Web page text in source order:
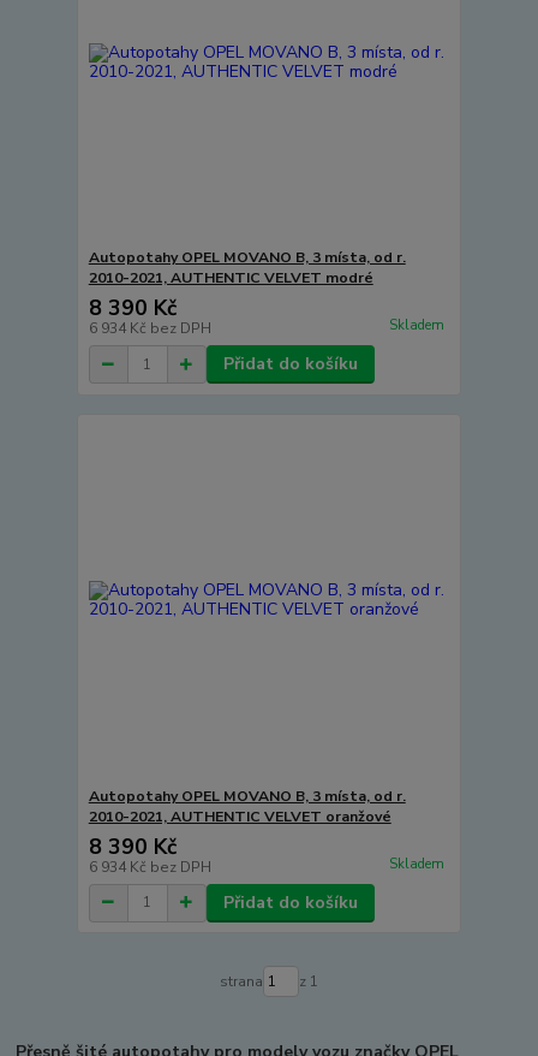
Autopotahy OPEL MOVANO B, 3 místa, od r.
2010-2021, AUTHENTIC VELVET modré
8 390 Kč
6 934 Kč bez DPH Skladem
Přidat do košíku
Autopotahy OPEL MOVANO B, 3 místa, od r.
2010-2021, AUTHENTIC VELVET oranžové
8 390 Kč
6 934 Kč bez DPH Skladem
Přidat do košíku
strana z 1